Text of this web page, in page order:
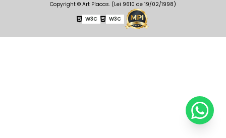
Copyright © Art Placas. (Lei 9610 de 19/02/1998)
W3C
W3C